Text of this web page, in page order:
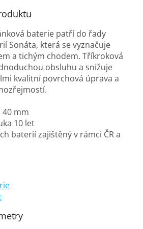
baterie patří do řady
Sonáta, která se vyznačuje
a tichým chodem. Tříkroková
obsluhu a snižuje
kvalitní povrchová úprava a
40 mm
10 let
baterií zajištěný v rámci ČR a